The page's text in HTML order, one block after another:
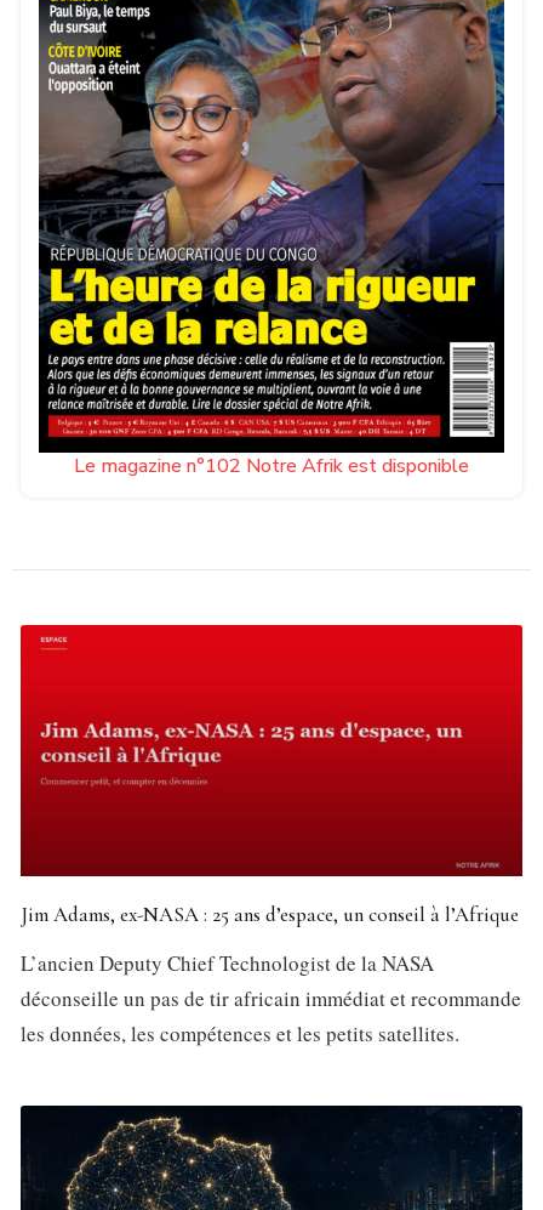
Le magazine n°102 Notre Afrik est disponible
Jim Adams, ex-NASA : 25 ans d’espace, un conseil à l’Afrique
L’ancien Deputy Chief Technologist de la NASA
déconseille un pas de tir africain immédiat et recommande
les données, les compétences et les petits satellites.